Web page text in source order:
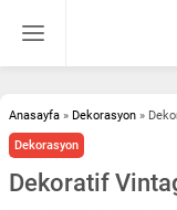
Anasayfa » Dekorasyon »
Dekorasyon
Dekoratif